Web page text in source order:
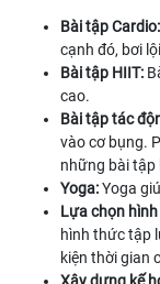
Bài tập Cardio:
cạnh đó, bơi
Bài tập HIIT:
cao.
Bài tập tác
vào cơ bụng.
những bài tập
Yoga:Yoga
Lựa chọn
hình thức tập
kiện thời gian